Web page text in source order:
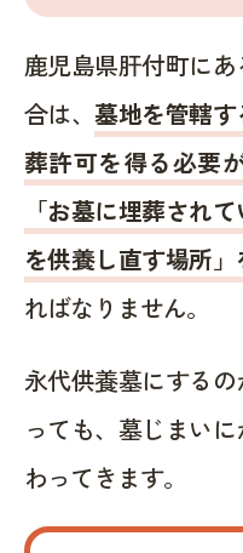
鹿児島県肝付町に
合は、墓地を管轄
葬許可を得る必要
「お墓に埋葬され
を供養し直す場所
ればなりません。
永代供養墓にする
っても、墓じまい
わってきます。